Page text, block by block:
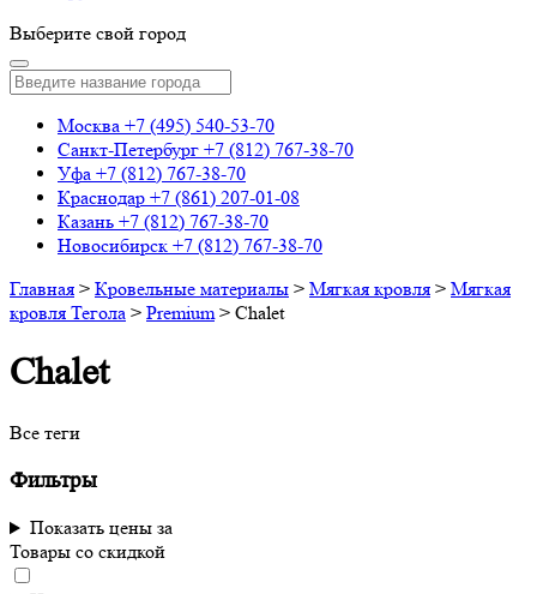
Выберите свой город
Москва +7 (495) 540-53-70
Санкт-Петербург +7 (812) 767-38-70
Уфа +7 (812) 767-38-70
Краснодар +7 (861) 207-01-08
Казань +7 (812) 767-38-70
Новосибирск +7 (812) 767-38-70
Главная > Кровельные материалы > Мягкая кровля > Мягкая
кровля Тегола > Premium > Chalet
Chalet
Все теги
Фильтры
Показать цены за
Товары со скидкой